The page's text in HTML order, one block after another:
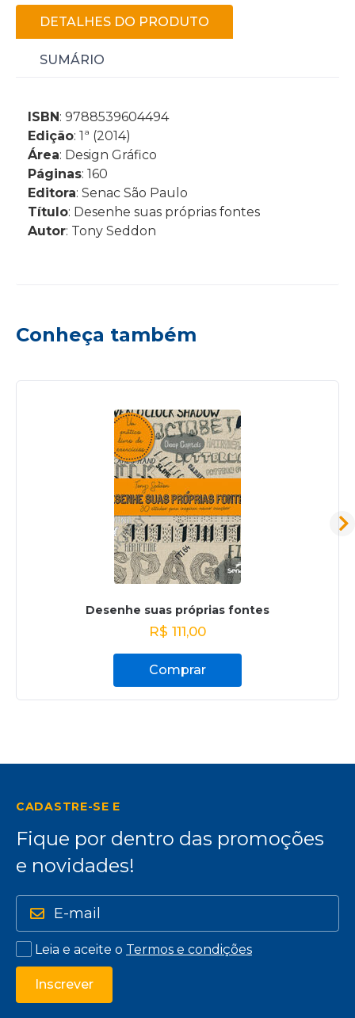
DETALHES DO PRODUTO
SUMÁRIO
ISBN: 9788539604494
Edição: 1ª (2014)
Área: Design Gráfico
Páginas: 160
Editora: Senac São Paulo
Título: Desenhe suas próprias fontes
Autor: Tony Seddon
Conheça também
Desenhe suas próprias fontes
R$ 111,00
Comprar
CADASTRE-SE E
Fique por dentro das promoções
e novidades!
Leia e aceite o Termos e condições
Inscrever